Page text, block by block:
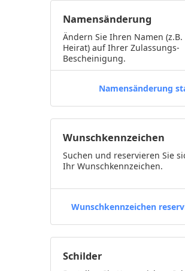
Namensänderung
Ändern Sie Ihren Namen (z.B.
Heirat) auf Ihrer Zulassungs-
Bescheinigung.
Namensänderung
Wunschkennzeichen
Suchen und reservieren Sie
Ihr Wunschkennzeichen.
Wunschkennzeichen
Schilder